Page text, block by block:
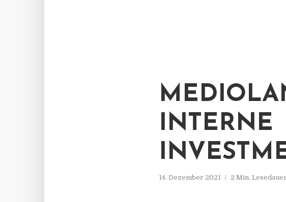
INTERNE
14. Dezember 2021 2 Min. Lesedauer